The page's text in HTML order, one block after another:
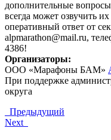
дополнительные
всегда может озвучить
оперативный ответ от
alpmarathon@mail.ru,
4386!
Организаторы:
ООО «Марафоны БАМ»
При поддержке
округа
Предыдущий
Next